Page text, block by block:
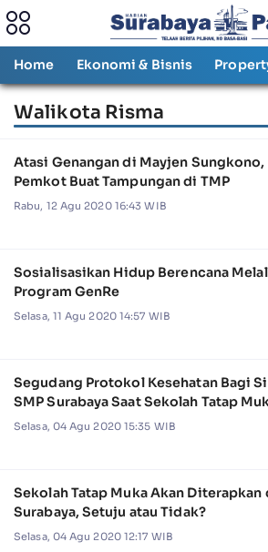
Home Ekonomi & Bisnis
Walikota Risma
Atasi Genangan di Mayjen Sungkono,
Pemkot Buat Tampungan di TMP
Rabu, 12 Agu 2020 16:43 WIB
Sosialisasikan Hidup Berencana
Program GenRe
Selasa, 11 Agu 2020 14:57 WIB
Segudang Protokol Kesehatan Bagi
SMP Surabaya Saat Sekolah Tatap
Selasa, 04 Agu 2020 15:35 WIB
Sekolah Tatap Muka Akan Diterapkan
Surabaya, Setuju atau Tidak?
Selasa, 04 Agu 2020 12:17 WIB